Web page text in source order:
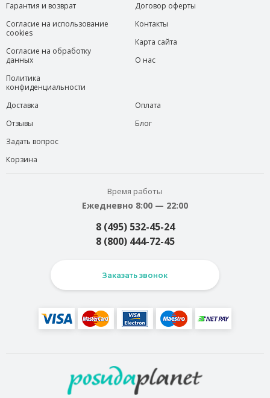
Гарантия и возврат
Согласие на использование
cookies
Согласие на обработку
данных
Политика
конфиденциальности
Договор оферты
Контакты
Карта сайта
О нас
Доставка
Отзывы
Задать вопрос
Корзина
Оплата
Блог
Время работы
Ежедневно 8:00 — 22:00
8 (495) 532-45-24
8 (800) 444-72-45
Заказать звонок